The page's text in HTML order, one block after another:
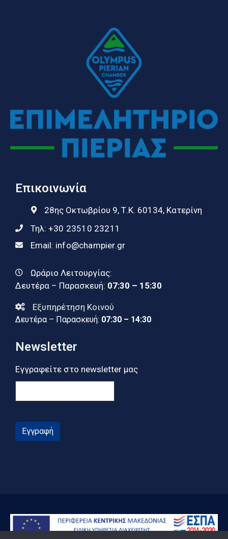
Επικοινωνία
28ης Οκτωβρίου 9, Τ.Κ. 60134, Κατερίνη
Τηλ: +30 23510 23211
Email: info@champier.gr
Ωράριο Λειτουργίας:
Δευτέρα – Παρασκευή: 07:30 – 15:30
Εξυπηρέτηση Κοινού
Δευτέρα – Παρασκευή: 07:30 – 14:30
Newsletter
Εγγραφείτε στο newsletter μας
Εγγραφή